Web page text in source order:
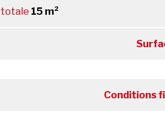
15 m²
Conditions